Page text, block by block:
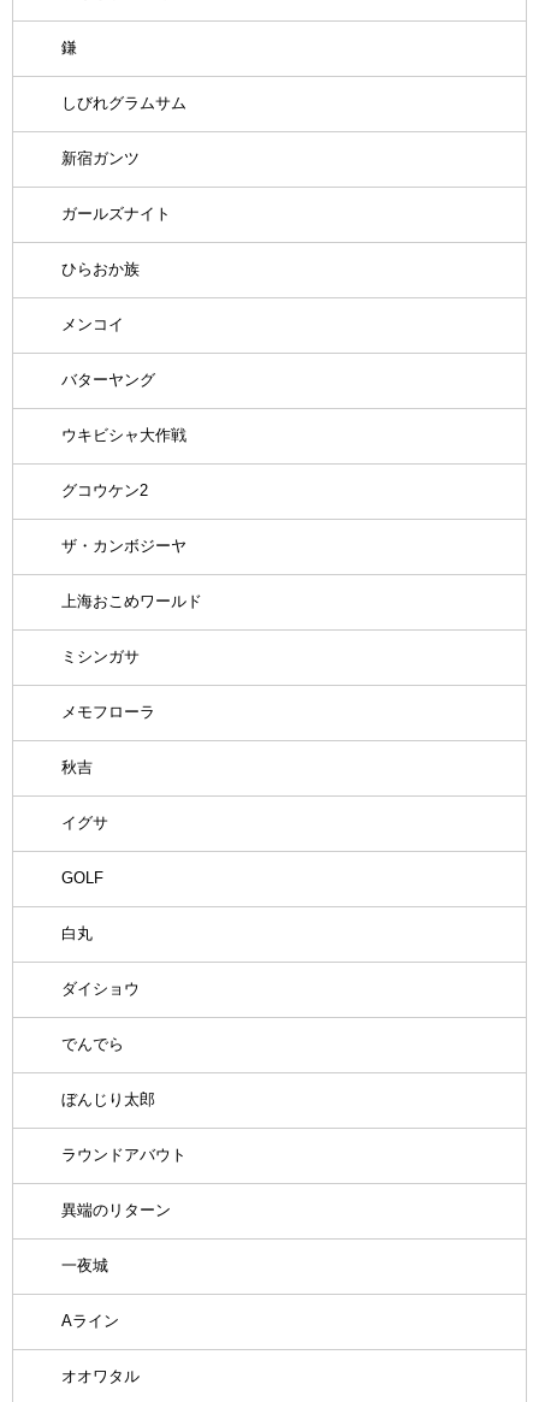
鎌
しびれグラムサム
新宿ガンツ
ガールズナイト
ひらおか族
メンコイ
バターヤング
ウキビシャ大作戦
グコウケン2
ザ・カンボジーヤ
上海おこめワールド
ミシンガサ
メモフローラ
秋吉
イグサ
GOLF
白丸
ダイショウ
でんでら
ぼんじり太郎
ラウンドアバウト
異端のリターン
一夜城
Aライン
オオワタル